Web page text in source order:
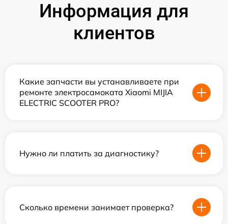
Информация для
клиентов
Какие запчасти вы устанавливаете при
ремонте электросамоката Xiaomi MIJIA
ELECTRIC SCOOTER PRO?
Нужно ли платить за диагностику?
Сколько времени занимает проверка?